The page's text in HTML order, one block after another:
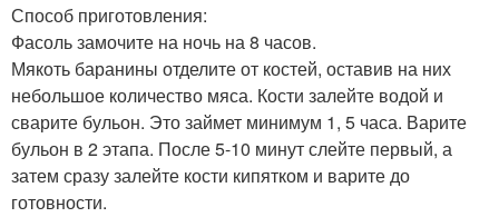
Способ приготовления:
Фасоль замочите на ночь на 8 часов.
Мякоть баранины отделите от костей, оставив на них
небольшое количество мяса. Кости залейте водой и
сварите бульон. Это займет минимум 1, 5 часа. Варите
бульон в 2 этапа. После 5-10 минут слейте первый, а
затем сразу залейте кости кипятком и варите до
готовности.